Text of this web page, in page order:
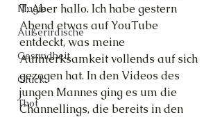
Magie
Außerirdische
Gesundheit
Glück
Thot
T: Aber hallo. Ich habe gestern
Abend etwas auf YouTube
entdeckt, was meine
Aufmerksamkeit vollends auf sich
gezogen hat. In den Videos des
jungen Mannes ging es um die
Channellings, die bereits in den